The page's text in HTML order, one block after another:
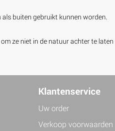
buiten gebruikt kunnen worden.
ze niet in de natuur achter te
Klantenservice
Uw order
Verkoop voorwaarden